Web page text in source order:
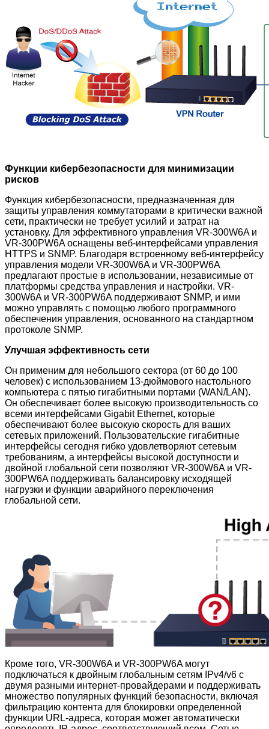
Функции кибербезопасности для минимизации
рисков
Функция кибербезопасности, предназначенная для
защиты управления коммутаторами в критически важной
сети, практически не требует усилий и затрат на
установку. Для эффективного управления VR-300W6A и
VR-300PW6A оснащены веб-интерфейсами управления
HTTPS и SNMP. Благодаря встроенному веб-интерфейсу
управления модели VR-300W6A и VR-300PW6A
предлагают простые в использовании, независимые от
платформы средства управления и настройки. VR-
300W6A и VR-300PW6A поддерживают SNMP, и ими
можно управлять с помощью любого программного
обеспечения управления, основанного на стандартном
протоколе SNMP.
Улучшая эффективность сети
Он применим для небольшого сектора (от 60 до 100
человек) с использованием 13-дюймового настольного
компьютера с пятью гигабитными портами (WAN/LAN).
Он обеспечивает более высокую производительность со
всеми интерфейсами Gigabit Ethernet, которые
обеспечивают более высокую скорость для ваших
сетевых приложений. Пользовательские гигабитные
интерфейсы сегодня гибко удовлетворяют сетевым
требованиям, а интерфейсы высокой доступности и
двойной глобальной сети позволяют VR-300W6A и VR-
300PW6A поддерживать балансировку исходящей
нагрузки и функции аварийного переключения
глобальной сети.
Кроме того, VR-300W6A и VR-300PW6A могут
подключаться к двойным глобальным сетям IPv4/v6 с
двумя разными интернет-провайдерами и поддерживать
множество популярных функций безопасности, включая
фильтрацию контента для блокировки определенной
функции URL-адреса, которая может автоматически